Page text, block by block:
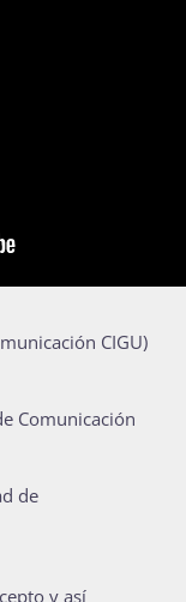
CIGU)
Comunicación
de
y así